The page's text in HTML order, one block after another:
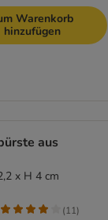
Warenkorb
hinzufügen
aus
x H 4 cm
(11)